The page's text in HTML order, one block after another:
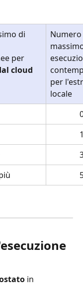
di
per
cloud
Numero
per
locale
in